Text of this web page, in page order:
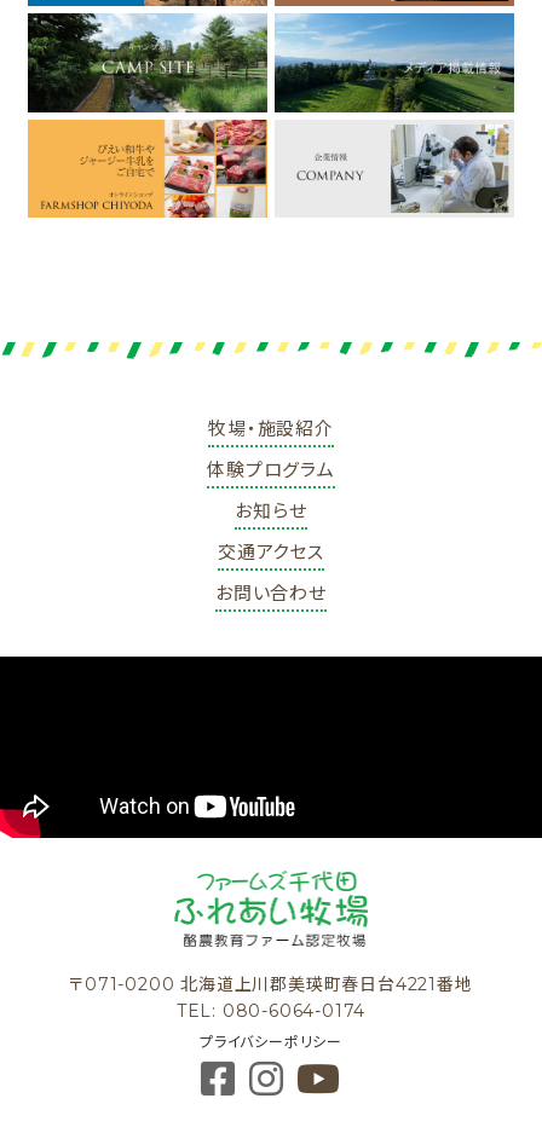
牧場・施設紹介
体験プログラム
お知らせ
交通アクセス
お問い合わせ
〒071-0200 北海道上川郡美瑛町春日台4221番地
TEL: 080-6064-0174
プライバシーポリシー